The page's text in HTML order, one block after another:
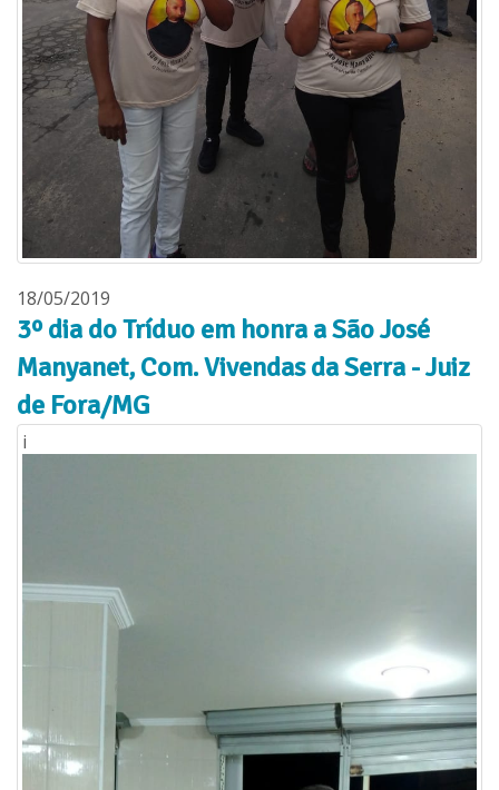
18/05/2019
3º dia do Tríduo em honra a São José
Manyanet, Com. Vivendas da Serra - Juiz
de Fora/MG
i